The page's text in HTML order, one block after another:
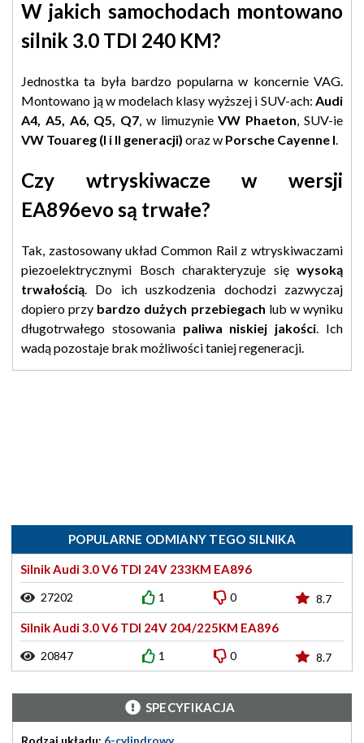
W jakich samochodach montowano
silnik 3.0 TDI 240 KM?
Jednostka ta była bardzo popularna w koncernie VAG.
Montowano ją w modelach klasy wyższej i SUV-ach: Audi
A4, A5, A6, Q5, Q7 , w limuzynieVW Phaeton , SUV-ie
VW Touareg (I i II generacji) oraz w Porsche Cayenne I
Czy wtryskiwacze w wersji
EA896evo są trwałe?
Tak, zastosowany układ Common Rail z wtryskiwaczami
piezoelektrycznymi Bosch charakteryzuje się wysoką
trwałością . Do ich uszkodzenia dochodzi zazwyczaj
dopiero przy bardzo dużych przebiegach lub w wyniku
długotrwałego stosowania paliwa niskiej jakości . Ich
wadą pozostaje brak możliwości taniej regeneracji.
POPULARNE ODMIANY TEGO SILNIKA
Silnik Audi 3.0 V6 TDI 24V 233KM EA896
27202 1 0 8.7
Silnik Audi 3.0 V6 TDI 24V 204/225KM EA896
20847 1 0 8.7
SPECYFIKACJA
Rodzaj układu: 6-cylindrowy